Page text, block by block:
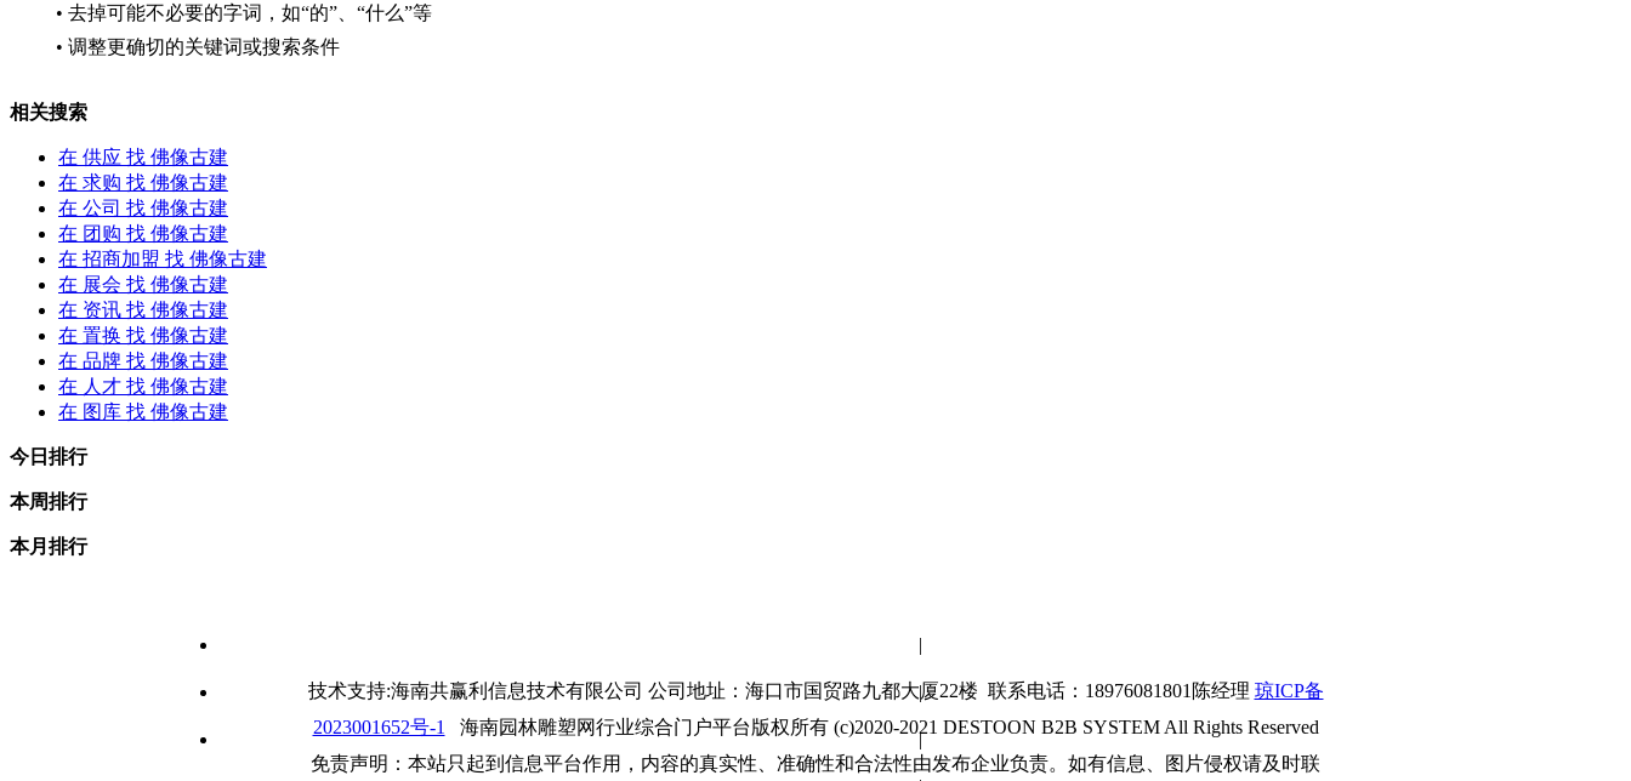
• 去掉可能不必要的字词，如“的”、“什么”等
• 调整更确切的关键词或搜索条件
相关搜索
在 供应 找 佛像古建
在 求购 找 佛像古建
在 公司 找 佛像古建
在 团购 找 佛像古建
在 招商加盟 找 佛像古建
在 展会 找 佛像古建
在 资讯 找 佛像古建
在 置换 找 佛像古建
在 品牌 找 佛像古建
在 人才 找 佛像古建
在 图库 找 佛像古建
今日排行
本周排行
本月排行
|
|
|
使用协议
技术支持:海南共赢利信息技术有限公司 公司地址：海口市国贸路九都大厦22楼 联系电话：18976081801陈经理 琼ICP备
2023001652号-1
海南园林雕塑网行业综合门户平台版权所有 (c)2020-2021 DESTOON B2B SYSTEM All Rights Reserved
免责声明：本站只起到信息平台作用，内容的真实性、准确性和合法性由发布企业负责。如有信息、图片侵权请及时联